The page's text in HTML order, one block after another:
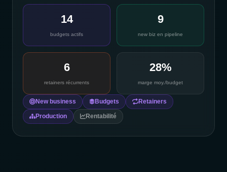
14
budgets actifs
9
new biz en pipeline
6
retainers récurrents
28%
marge moy./budget
New business Budgets Retainers
Production Rentabilité